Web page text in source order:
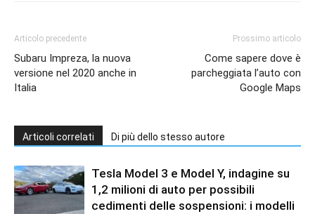
Articolo precedente
Subaru Impreza, la nuova
versione nel 2020 anche in
Italia
Prossimo articolo
Come sapere dove è
parcheggiata l’auto con
Google Maps
Articoli correlati Di più dello stesso autore
Tesla Model 3 e Model Y, indagine su
1,2 milioni di auto per possibili
cedimenti delle sospensioni: i modelli